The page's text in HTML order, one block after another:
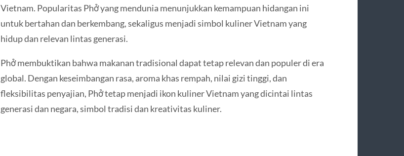
Vietnam. Popularitas Phở yang mendunia menunjukkan kemampuan hidangan ini
untuk bertahan dan berkembang, sekaligus menjadi simbol kuliner Vietnam yang
hidup dan relevan lintas generasi.
Phở membuktikan bahwa makanan tradisional dapat tetap relevan dan populer di era
global. Dengan keseimbangan rasa, aroma khas rempah, nilai gizi tinggi, dan
fleksibilitas penyajian, Phở tetap menjadi ikon kuliner Vietnam yang dicintai lintas
generasi dan negara, simbol tradisi dan kreativitas kuliner.